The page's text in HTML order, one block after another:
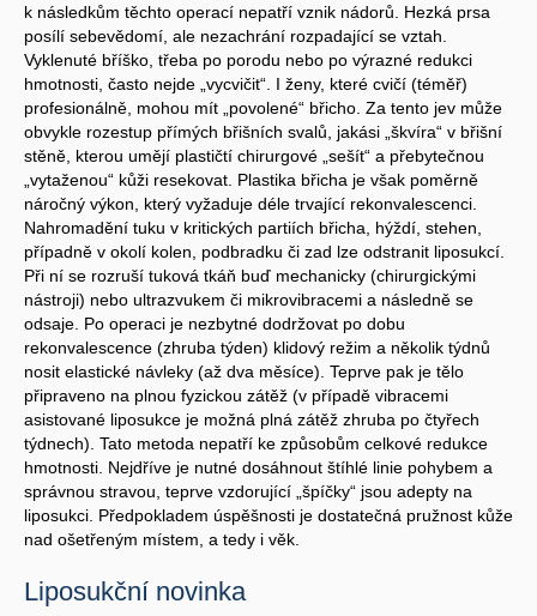
k následkům těchto operací nepatří vznik nádorů. Hezká prsa
posílí sebevědomí, ale nezachrání rozpadající se vztah.
Vyklenuté bříško, třeba po porodu nebo po výrazné redukci
hmotnosti, často nejde „vycvičit“. I ženy, které cvičí (téměř)
profesionálně, mohou mít „povolené“ břicho. Za tento jev může
obvykle rozestup přímých břišních svalů, jakási „škvíra“ v břišní
stěně, kterou umějí plastičtí chirurgové „sešít“ a přebytečnou
„vytaženou“ kůži resekovat. Plastika břicha je však poměrně
náročný výkon, který vyžaduje déle trvající rekonvalescenci.
Nahromadění tuku v kritických partiích břicha, hýždí, stehen,
případně v okolí kolen, podbradku či zad lze odstranit liposukcí.
Při ní se rozruší tuková tkáň buď mechanicky (chirurgickými
nástroji) nebo ultrazvukem či mikrovibracemi a následně se
odsaje. Po operaci je nezbytné dodržovat po dobu
rekonvalescence (zhruba týden) klidový režim a několik týdnů
nosit elastické návleky (až dva měsíce). Teprve pak je tělo
připraveno na plnou fyzickou zátěž (v případě vibracemi
asistované liposukce je možná plná zátěž zhruba po čtyřech
týdnech). Tato metoda nepatří ke způsobům celkové redukce
hmotnosti. Nejdříve je nutné dosáhnout štíhlé linie pohybem a
správnou stravou, teprve vzdorující „špíčky“ jsou adepty na
liposukci. Předpokladem úspěšnosti je dostatečná pružnost kůže
nad ošetřeným místem, a tedy i věk.
Liposukční novinka